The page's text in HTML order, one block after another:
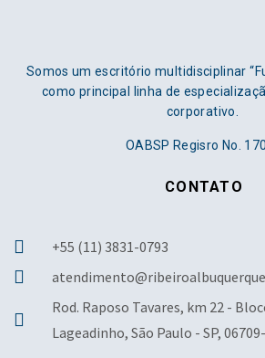
Somos um escritório multidisciplinar
como principal linha de
corporativo.
OABSP Regisro No.
CONTATO
+55 (11) 3831-0793
Rod. Raposo Tavares, km 22 -
Lageadinho, São Paulo - SP,